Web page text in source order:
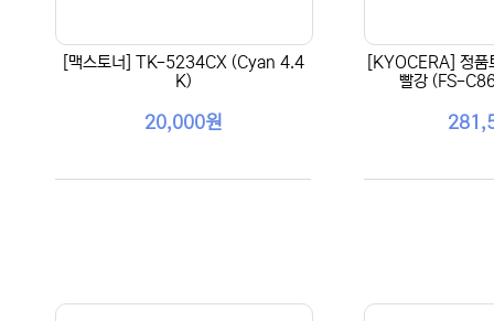
[맥스토너] TK-5234CX (Cyan 4.4
K)
20,000원
[KYOCERA] 정
빨강 (FS-